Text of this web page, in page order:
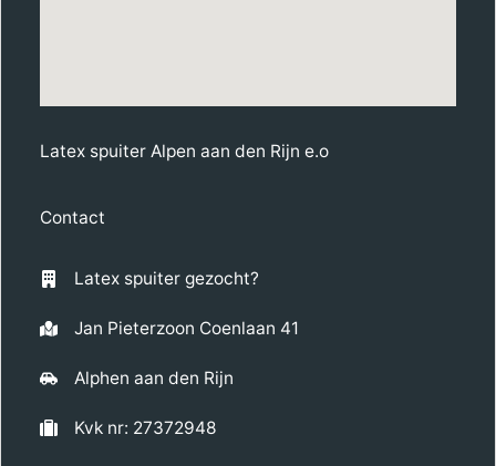
Latex spuiter Alpen aan den Rijn e.o
Contact
Latex spuiter gezocht?
Jan Pieterzoon Coenlaan 41
Alphen aan den Rijn
Kvk nr: 27372948